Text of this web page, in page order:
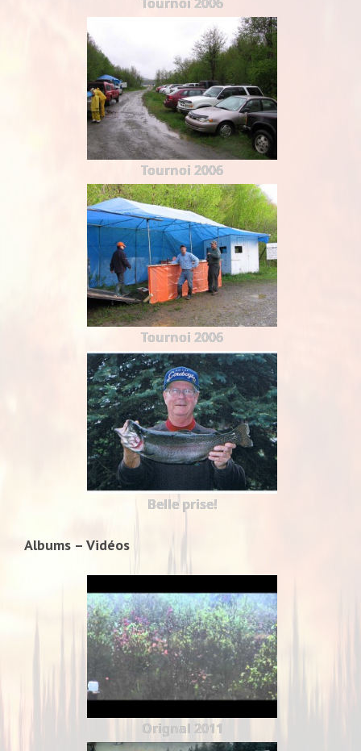
Tournoi 2006
Tournoi 2006
Belle prise!
Albums – Vidéos
Orignal 2011